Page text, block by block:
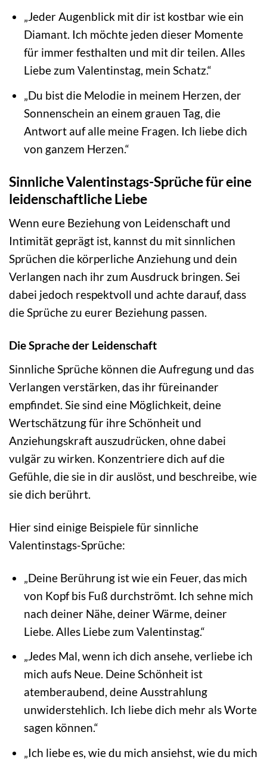
„Jeder Augenblick mit dir ist kostbar wie ein
Diamant. Ich möchte jeden dieser Momente
für immer festhalten und mit dir teilen. Alles
Liebe zum Valentinstag, mein Schatz.“
„Du bist die Melodie in meinem Herzen, der
Sonnenschein an einem grauen Tag, die
Antwort auf alle meine Fragen. Ich liebe dich
von ganzem Herzen.“
Sinnliche Valentinstags-Sprüche für eine
leidenschaftliche Liebe
Wenn eure Beziehung von Leidenschaft und
Intimität geprägt ist, kannst du mit sinnlichen
Sprüchen die körperliche Anziehung und dein
Verlangen nach ihr zum Ausdruck bringen. Sei
dabei jedoch respektvoll und achte darauf, dass
die Sprüche zu eurer Beziehung passen.
Die Sprache der Leidenschaft
Sinnliche Sprüche können die Aufregung und das
Verlangen verstärken, das ihr füreinander
empfindet. Sie sind eine Möglichkeit, deine
Wertschätzung für ihre Schönheit und
Anziehungskraft auszudrücken, ohne dabei
vulgär zu wirken. Konzentriere dich auf die
Gefühle, die sie in dir auslöst, und beschreibe, wie
sie dich berührt.
Hier sind einige Beispiele für sinnliche
Valentinstags-Sprüche:
„Deine Berührung ist wie ein Feuer, das mich
von Kopf bis Fuß durchströmt. Ich sehne mich
nach deiner Nähe, deiner Wärme, deiner
Liebe. Alles Liebe zum Valentinstag.“
„Jedes Mal, wenn ich dich ansehe, verliebe ich
mich aufs Neue. Deine Schönheit ist
atemberaubend, deine Ausstrahlung
unwiderstehlich. Ich liebe dich mehr als Worte
sagen können.“
„Ich liebe es, wie du mich ansiehst, wie du mich